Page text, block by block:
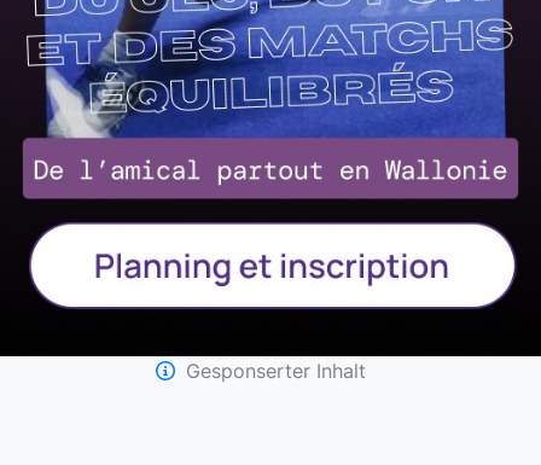
Gesponserter Inhalt